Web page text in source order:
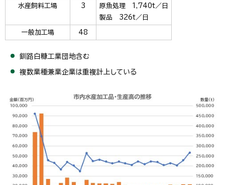
水産飼料工場 3
原魚処理 1,740t／日
製品 326t／日
一般加工場 48
釧路白糠工業団地含む
複数業種兼業企業は重複計上している